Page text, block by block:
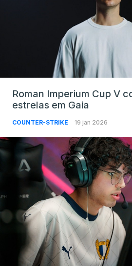
Roman Imperium Cup V
estrelas em Gaia
COUNTER-STRIKE 19 jan 2026